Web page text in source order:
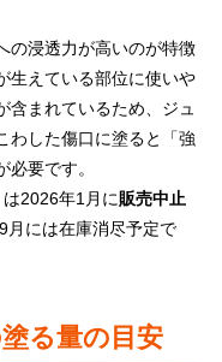
の浸透力が高いのが特徴
生えている部位に使いや
含まれているため、ジュ
わした傷口に塗ると「強
要です。
2026年1月に 販売中止
月には在庫消尽予定で
る量の目安